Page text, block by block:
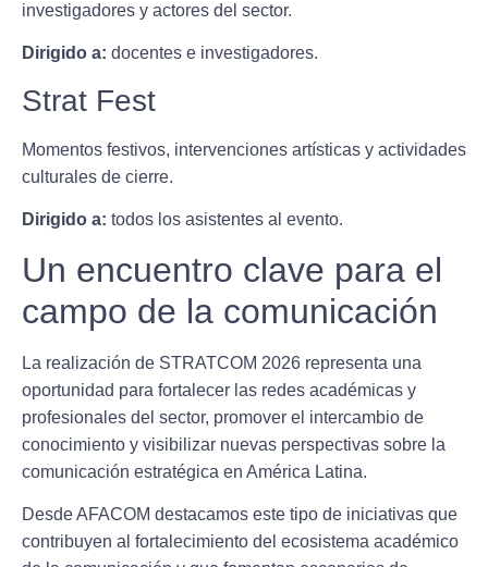
investigadores y actores del sector.
Dirigido a: docentes e investigadores.
Strat Fest
Momentos festivos, intervenciones artísticas y actividades
culturales de cierre.
Dirigido a: todos los asistentes al evento.
Un encuentro clave para el
campo de la comunicación
La realización de STRATCOM 2026 representa una
oportunidad para fortalecer las redes académicas y
profesionales del sector, promover el intercambio de
conocimiento y visibilizar nuevas perspectivas sobre la
comunicación estratégica en América Latina.
Desde AFACOM destacamos este tipo de iniciativas que
contribuyen al fortalecimiento del ecosistema académico